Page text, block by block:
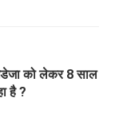
को लेकर 8 साल
है ?